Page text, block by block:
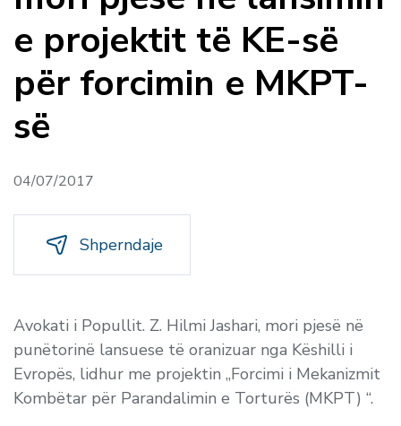
e projektit të KE-së
për forcimin e MKPT-
së
04/07/2017
Shperndaje
Avokati i Popullit. Z. Hilmi Jashari, mori pjesë në
punëtorinë lansuese të oranizuar nga Këshilli i
Evropës, lidhur me projektin „Forcimi i Mekanizmit
Kombëtar për Parandalimin e Torturës (MKPT) “.